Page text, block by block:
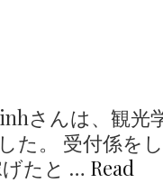
さんは、観光
た。 受付係をし
たと … Read